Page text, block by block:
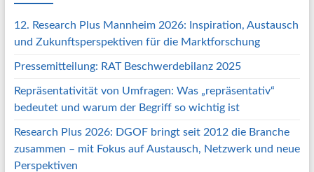
12. Research Plus Mannheim 2026: Inspiration, Austausch
und Zukunftsperspektiven für die Marktforschung
Pressemitteilung: RAT Beschwerdebilanz 2025
Repräsentativität von Umfragen: Was „repräsentativ“
bedeutet und warum der Begriff so wichtig ist
Research Plus 2026: DGOF bringt seit 2012 die Branche
zusammen – mit Fokus auf Austausch, Netzwerk und neue
Perspektiven